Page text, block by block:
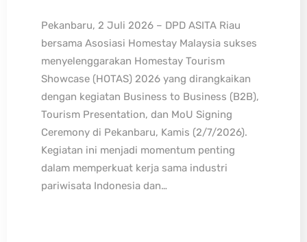
Pekanbaru, 2 Juli 2026 – DPD ASITA Riau
bersama Asosiasi Homestay Malaysia sukses
menyelenggarakan Homestay Tourism
Showcase (HOTAS) 2026 yang dirangkaikan
dengan kegiatan Business to Business (B2B),
Tourism Presentation, dan MoU Signing
Ceremony di Pekanbaru, Kamis (2/7/2026).
Kegiatan ini menjadi momentum penting
dalam memperkuat kerja sama industri
pariwisata Indonesia dan…